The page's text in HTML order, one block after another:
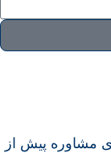
مشاوره پیش از